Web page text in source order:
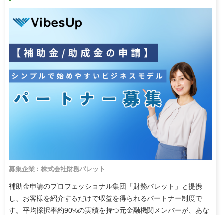
募集企業：株式会社財務パレット
補助金申請のプロフェッショナル集団「財務パレット」と提携
し、お客様を紹介するだけで収益を得られるパートナー制度で
す。平均採択率約90%の実績を持つ元金融機関メンバーが、あな